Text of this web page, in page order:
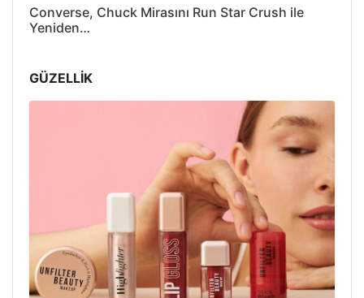
Converse, Chuck Mirasını Run Star Crush ile
Yeniden…
GÜZELLİK